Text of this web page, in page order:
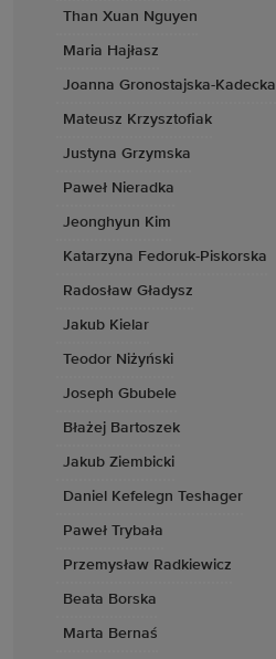
Than Xuan Nguyen
Maria Hajłasz
Joanna Gronostajska-Kadecka
Mateusz Krzysztofiak
Justyna Grzymska
Paweł Nieradka
Jeonghyun Kim
Katarzyna Fedoruk-Piskorska
Radosław Gładysz
Jakub Kielar
Teodor Niżyński
Joseph Gbubele
Błażej Bartoszek
Jakub Ziembicki
Daniel Kefelegn Teshager
Paweł Trybała
Przemysław Radkiewicz
Beata Borska
Marta Bernaś